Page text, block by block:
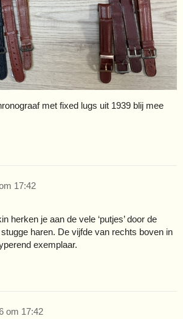
met fixed lugs uit 1939 blij mee
17:42
herken je aan de vele ‘putjes’ door de
haren. De vijfde van rechts boven in
exemplaar.
om 17:42